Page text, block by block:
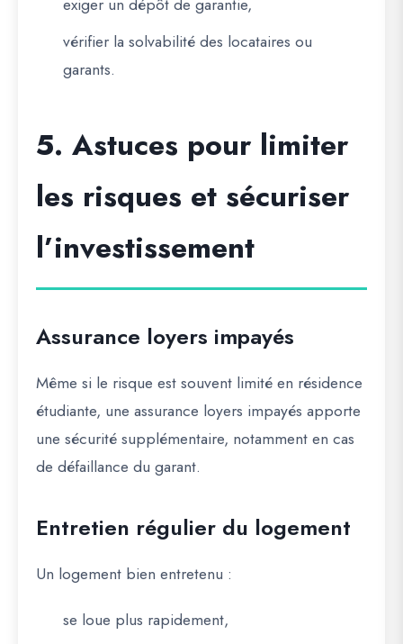
vérifier la solvabilité des locataires ou
garants.
5. Astuces pour limiter
les risques et sécuriser
l’investissement
Assurance loyers impayés
Même si le risque est souvent limité en résidence
étudiante, une assurance loyers impayés apporte
une sécurité supplémentaire, notamment en cas
de défaillance du garant.
Entretien régulier du logement
Un logement bien entretenu :
se loue plus rapidement,